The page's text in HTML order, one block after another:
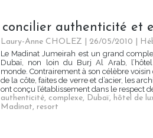
authenticité et
Laury-Anne CHOLEZ | 26/05/2010
Le Madinat Jumeirah est un grand
Dubaï, non loin du Burj Al Arab,
monde. Contrairement à son célèbre voisin
de la côte, faites de verre et d’acier, les
ont conçu l’établissement dans le respect
authenticité, complexe, Dubaï, hôtel de
Madinat, resort